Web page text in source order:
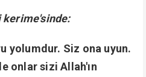
kerime'sinde:
yolumdur. Siz ona uyun.
onlar sizi Allah'ın